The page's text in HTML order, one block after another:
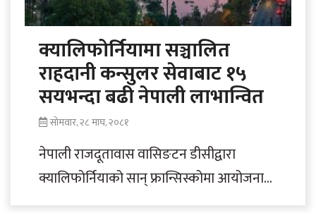
क्यालिफोर्नियामा सञ्चालित
राहदानी कन्सुलर सेवाबाट १५
सयभन्दा बढी नेपाली लाभान्वित
सोमवार, २८ माघ, २०८१
नेपाली राजदूतावास वासिङटन डीसीद्वारा
क्यालिफोर्नियाको सान् फ्रान्सिस्कोमा आयोजना